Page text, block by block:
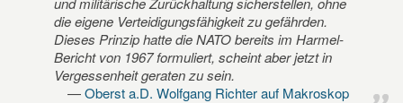
die eigene Verteidigungsfähigkeit zu gefährden.
Dieses Prinzip hatte die NATO bereits im Harmel-
Bericht von 1967 formuliert, scheint aber jetzt in
Vergessenheit geraten zu sein.
Oberst a.D. Wolfgang Richter auf Makroskop